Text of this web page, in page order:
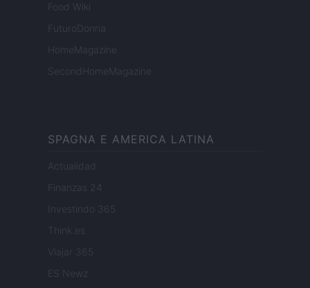
Food Wiki
FuturoDonna
HomeMagazine
SecondHomeMagazine
SPAGNA E AMERICA LATINA
Actualidad
Finanzas 24
Investindo 365
Think.es
Viajar 365
ES Newz